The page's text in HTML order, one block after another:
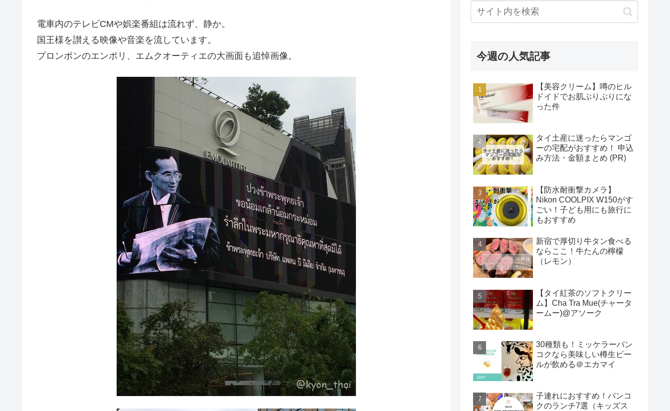
電車内のテレビCMや娯楽番組は流れず、静か。
国王様を讃える映像や音楽を流しています。
プロンポンのエンポリ、エムクオーティエの大画面も追悼画像。
今週の人気記事
【美容クリーム】噂のヒル
ドイドでお肌ぷりぷりにな
った件
タイ土産に迷ったらマンゴ
ーの宅配がおすすめ！ 申込
み方法・金額まとめ (PR)
【防水耐衝撃カメラ】
Nikon COOLPIX W150がす
ごい！子ども用にも旅行に
もおすすめ
新宿で厚切り牛タン食べる
ならここ！牛たんの檸檬
（レモン）
【タイ紅茶のソフトクリー
ム】Cha Tra Mue(チャータ
ームー)@アソーク
30種類も！ミッケラーバン
コクなら美味しい樽生ビー
ルが飲める＠エカマイ
子連れにおすすめ！バンコ
クのランチ7選（キッズス